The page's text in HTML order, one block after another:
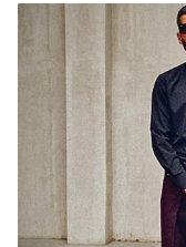
Una crisis